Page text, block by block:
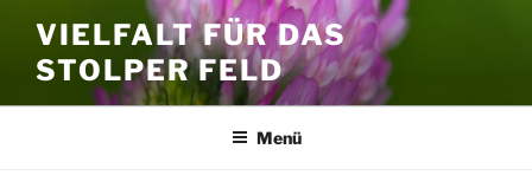
Inhalt
springen
VIELFALT FÜR DAS
STOLPER FELD
Menü